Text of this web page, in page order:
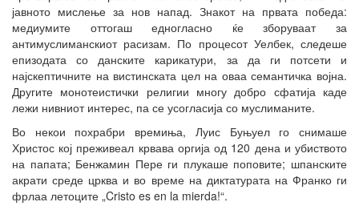
јавното мислење за нов напад. Знакот на првата победа:
медиумите оттогаш едногласно ќе зборуваат за
антимуслиманскиот расизам. По процесот Уелбек, следеше
епизодата со данските карикатури, за да ги потсети и
најскептичните на вистинската цел на оваа семантичка војна.
Другите монотеистички религии многу добро сфатија каде
лежи нивниот интерес, па се усогласија со муслиманите.
Во некои похрабри времиња, Луис Буњуел го снимаше
Христос кој преживеал крвава оргија од 120 дена и убиството
на папата; Бенжамин Пере ги плукаше поповите; шпанските
акрати среде црква и во време на диктатурата на Франко ги
фрлаа летоците „Cristo es en la mierda!“.